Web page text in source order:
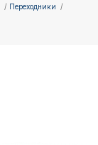
Переходники